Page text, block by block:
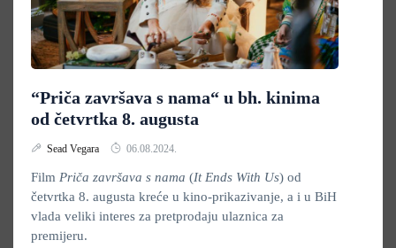
“Priča završava s nama“ u bh. kinima
od četvrtka 8. augusta
Sead Vegara 06.08.2024.
Film Priča završava s nama (It Ends With Us) od
četvrtka 8. augusta kreće u kino-prikazivanje, a i u BiH
vlada veliki interes za pretprodaju ulaznica za
premijeru.